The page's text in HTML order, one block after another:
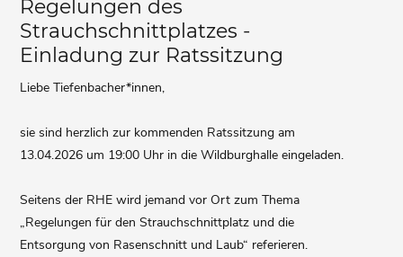
Regelungen des
Strauchschnittplatzes -
Einladung zur Ratssitzung
Liebe Tiefenbacher*innen,
sie sind herzlich zur kommenden Ratssitzung am
13.04.2026 um 19:00 Uhr in die Wildburghalle eingeladen.
Seitens der RHE wird jemand vor Ort zum Thema
„Regelungen für den Strauchschnittplatz und die
Entsorgung von Rasenschnitt und Laub“ referieren.